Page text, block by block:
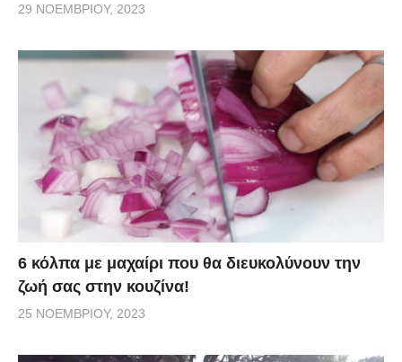
29 ΝΟΕΜΒΡΊΟΥ, 2023
6 κόλπα με μαχαίρι που θα διευκολύνουν την
ζωή σας στην κουζίνα!
25 ΝΟΕΜΒΡΊΟΥ, 2023